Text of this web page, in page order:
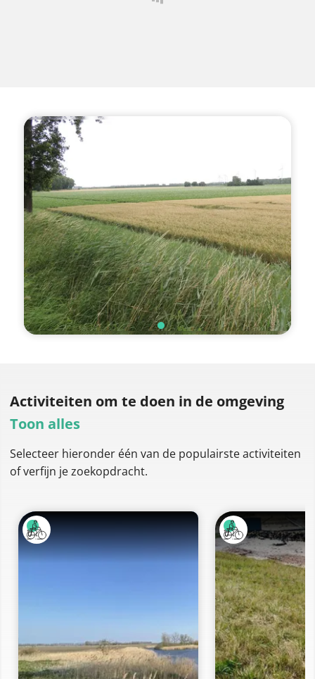
Activiteiten om te doen in de omgeving
Toon alles
Selecteer hieronder één van de populairste activiteiten
of verfijn je zoekopdracht.